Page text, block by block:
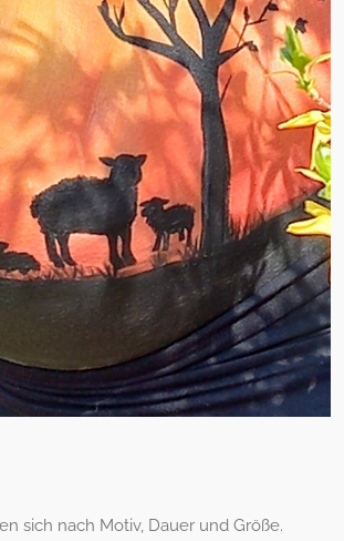
sich nach Motiv, Dauer und Größe.